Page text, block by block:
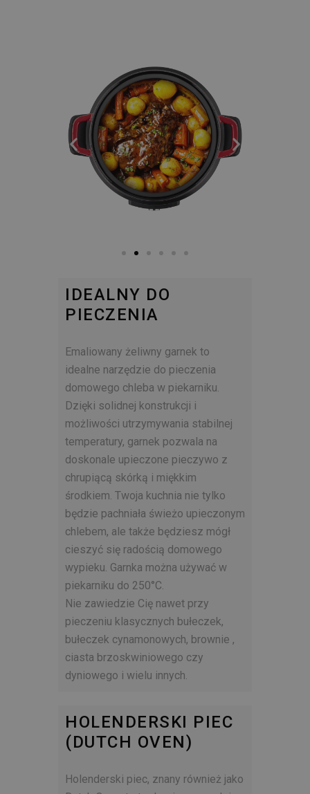
IDEALNY DO
PIECZENIA
Emaliowany żeliwny garnek to
idealne narzędzie do pieczenia
domowego chleba w piekarniku.
Dzięki solidnej konstrukcji i
możliwości utrzymywania stabilnej
temperatury, garnek pozwala na
doskonale upieczone pieczywo z
chrupiącą skórką i miękkim
środkiem. Twoja kuchnia nie tylko
będzie pachniała świeżo upieczonym
chlebem, ale także będziesz mógł
cieszyć się radością domowego
wypieku. Garnka można używać w
piekarniku do 250°C.
Nie zawiedzie Cię nawet przy
pieczeniu klasycznych bułeczek,
bułeczek cynamonowych, brownie ,
ciasta brzoskwiniowego czy
dyniowego i wielu innych.
HOLENDERSKI PIEC
(DUTCH OVEN)
Holenderski piec, znany również jako